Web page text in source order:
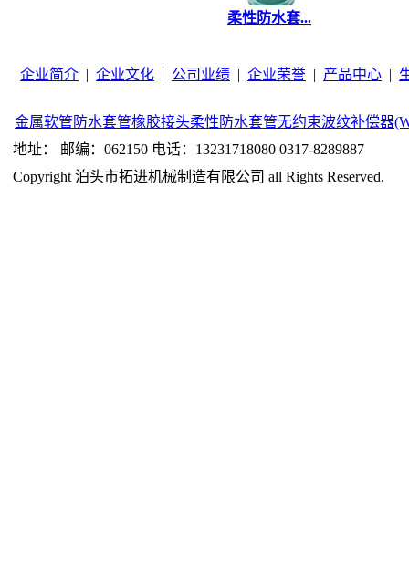
柔性防水套...
企业简介 | 企业文化 | 公司业绩 | 企业荣誉 | 产品中心 |
金属软管 防水套管橡胶接头柔性防水套管无约束波纹补偿器
地址： 邮编：062150 电话：13231718080 0317-8289887
Copyright 泊头市拓进机械制造有限公司 all Rights Reserved.